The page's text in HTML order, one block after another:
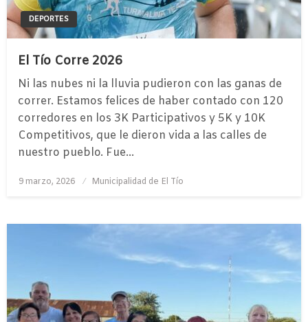
DEPORTES
El Tío Corre 2026
Ni las nubes ni la lluvia pudieron con las ganas de
correr. Estamos felices de haber contado con 120
corredores en los 3K Participativos y 5K y 10K
Competitivos, que le dieron vida a las calles de
nuestro pueblo. ​Fue…
Publicado
9 marzo, 2026 Municipalidad de El Tío